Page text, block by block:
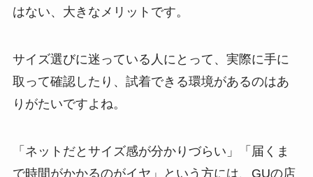
はない、大きなメリットです。
サイズ選びに迷っている人にとって、実際に手に
取って確認したり、試着できる環境があるのはあ
りがたいですよね。
「ネットだとサイズ感が分かりづらい」「届くま
で時間がかかるのがイヤ」という方には、GUの店